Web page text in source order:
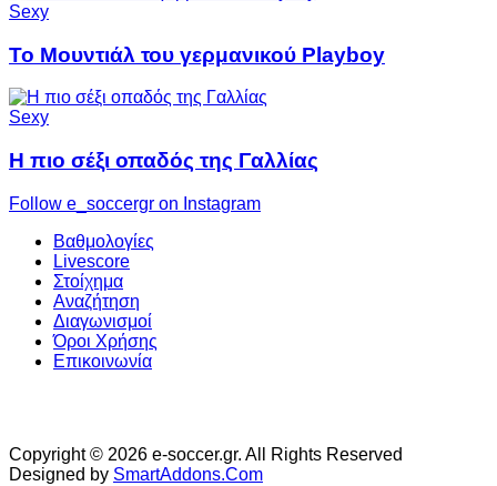
Sexy
Το Μουντιάλ του γερμανικού Playboy
Sexy
Η πιο σέξι οπαδός της Γαλλίας
Follow e_soccergr on Instagram
Βαθμολογίες
Livescore
Στοίχημα
Αναζήτηση
Διαγωνισμοί
Όροι Χρήσης
Επικοινωνία
Copyright © 2026 e-soccer.gr. All Rights Reserved
Designed by SmartAddons.Com